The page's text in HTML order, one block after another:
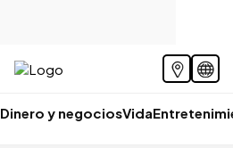
Dinero y negociosVida